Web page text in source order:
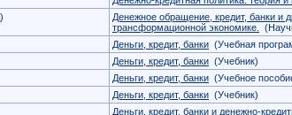
Денежное обращение, кредит, банки и
трансформационной экономике.
Деньги, кредит, банки (Учебная
Деньги, кредит, банки (Учебник)
Деньги, кредит, банки (Учебное
Деньги, кредит, банки (Учебник)
Деньги, кредит, банки и денежно-